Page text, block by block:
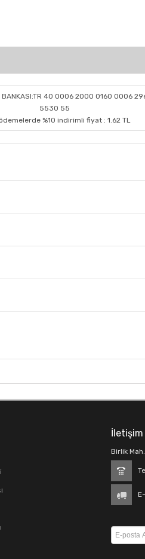
40 0006 2000 0160 0006
5530 55
%10 indirimli fiyat : 1.62 TL
Birlik